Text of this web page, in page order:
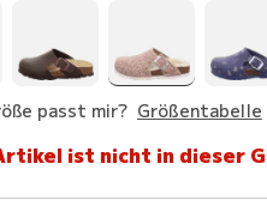
passt mir? Größentabelle
ist nicht in dieser